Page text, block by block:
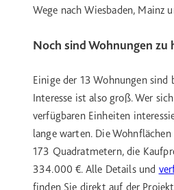
Wege nach Wiesbaden, Mainz
Noch sind Wohnungen zu
Einige der 13 Wohnungen sind
Interesse ist also groß. Wer
verfügbaren Einheiten
lange warten. Die
173 Quadratmetern, die
334.000 €. Alle Details und
finden Sie direkt auf der